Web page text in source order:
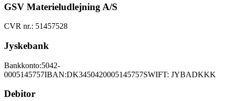
GSV Materieludlejning A/S
CVR nr.: 51457528
Jyskebank
Bankkonto:5042-
0005145757IBAN:DK3450420005145757SWIFT: JYBADKKK
Debitor